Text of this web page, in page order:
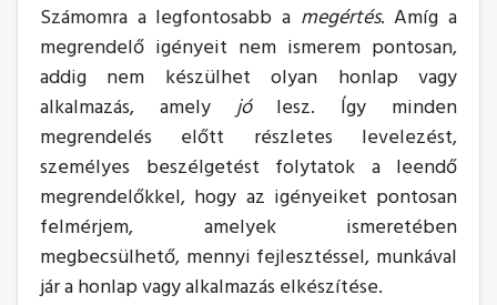
Számomra a legfontosabb a megértés. Amíg a
megrendelő igényeit nem ismerem pontosan,
addig nem készülhet olyan honlap vagy
alkalmazás, amelyjólesz. Így minden
megrendelés előtt részletes levelezést,
személyes beszélgetést folytatok a leendő
megrendelőkkel, hogy az igényeiket pontosan
felmérjem, amelyek ismeretében
megbecsülhető, mennyi fejlesztéssel, munkával
jár a honlap vagy alkalmazás elkészítése.